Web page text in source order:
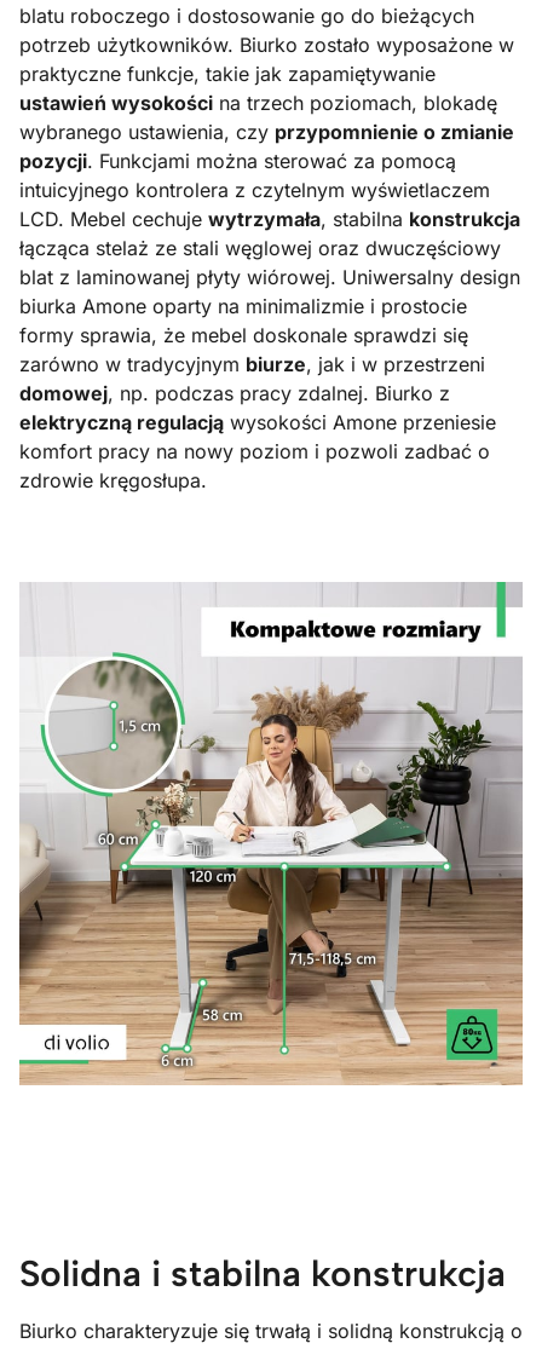
blatu roboczego i dostosowanie go do bieżących
potrzeb użytkowników. Biurko zostało wyposażone w
praktyczne funkcje, takie jak zapamiętywanie
ustawień wysokości na trzech poziomach, blokadę
wybranego ustawienia, czy przypomnienie o zmianie
pozycji. Funkcjami można sterować za pomocą
intuicyjnego kontrolera z czytelnym wyświetlaczem
LCD. Mebel cechuje wytrzymała, stabilna konstrukcja
łącząca stelaż ze stali węglowej oraz dwuczęściowy
blat z laminowanej płyty wiórowej. Uniwersalny design
biurka Amone oparty na minimalizmie i prostocie
formy sprawia, że mebel doskonale sprawdzi się
zarówno w tradycyjnym biurze, jak i w przestrzeni
domowej, np. podczas pracy zdalnej. Biurko z
elektryczną regulacją wysokości Amone przeniesie
komfort pracy na nowy poziom i pozwoli zadbać o
zdrowie kręgosłupa.
Solidna i stabilna konstrukcja
Biurko charakteryzuje się trwałą i solidną konstrukcją o